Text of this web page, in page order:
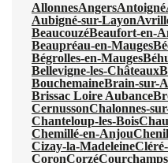
AllonnesAngersAntoigné
Aubigné-sur-Layon
BeaucouzéBeaufort-en-
Beaupréau-en-Mauges
Bégrolles-en-Mauges
Bellevigne-les-Châteaux
BouchemaineBrain-sur-
Brissac Loire Aubance
CernussonChalonnes-
Chanteloup-les-Bois
Chemillé-en-Anjou
Cizay-la-Madeleine
CoronCorzéCourchamps